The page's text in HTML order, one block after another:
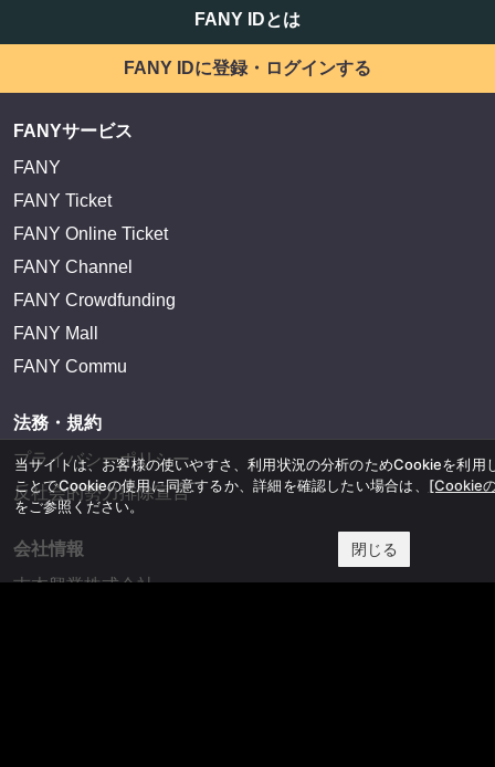
FANY IDとは
FANY IDに登録・ログインする
FANYサービス
FANY
FANY Ticket
FANY Online Ticket
FANY Channel
FANY Crowdfunding
FANY Mall
FANY Commu
法務・規約
プライバシーポリシー
反社会的勢力排除宣言
会社情報
吉本興業株式会社
当サイトは、お客様の使いやすさ、利用状況の分析のためCookieを利用
ことでCookieの使用に同意するか、詳細を確認したい場合は、 [Cookie
をご参照ください。
閉じる